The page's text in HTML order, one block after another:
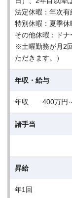
法定休暇：年次有
特別休暇：夏季
その他休暇：ド
※土曜勤務が月2
ただきます。）
年収・給与
年収 400万円
諸手当
昇給
年1回